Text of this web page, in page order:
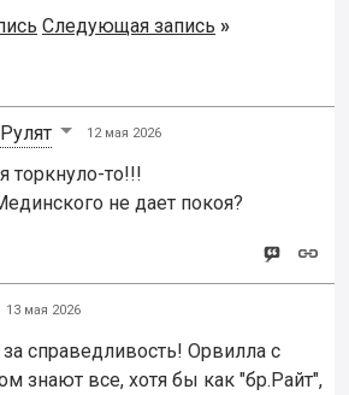
Следующая запись »
12 мая 2026
торкнуло-то!!!
не дает покоя?
13 мая 2026
справедливость! Орвилла с
знают все, хотя бы как "бр.Райт",